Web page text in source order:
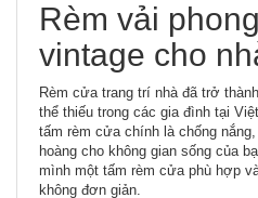
Rèm vải
vintage cho
Rèm cửa trang trí nhà đã trở
thể thiếu trong các gia đình tại
tấm rèm cửa chính là chống
hoàng cho không gian sống của
mình một tấm rèm cửa phù hợp
không đơn giản.